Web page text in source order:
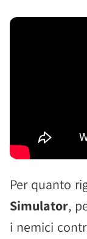
Per quanto
Simulator,
i nemici